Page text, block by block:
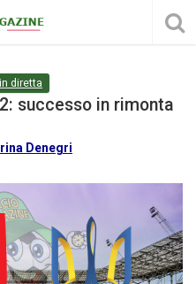
diretta
successo in rimonta
Denegri